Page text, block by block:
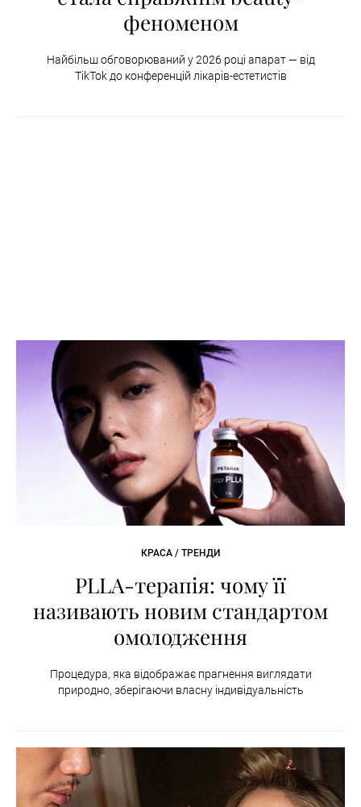
феноменом
Найбільш обговорюваний у 2026 році апарат — від
TikTok до конференцій лікарів-естетистів
КРАСА / ТРЕНДИ
PLLA-терапія: чому її
називають новим стандартом
омолодження
Процедура, яка відображає прагнення виглядати
природно, зберігаючи власну індивідуальність